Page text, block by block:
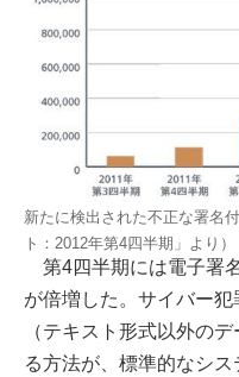
新たに検出された不正な署名
ト：2012年第4四半期」より）
第4四半期には電子署
が倍増した。サイバー
（テキスト形式以外の
る方法が、標準的なシ